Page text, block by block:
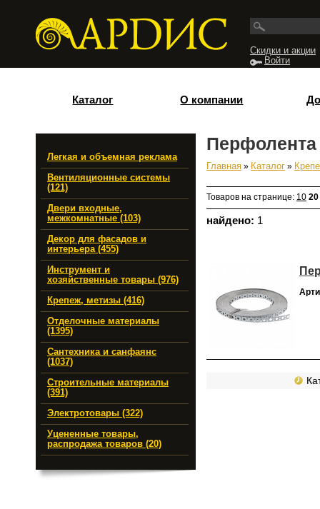
Скидки и акции
Войти
Каталог О компании
Легкая и объемная реклама
Вентиляционные системы
(121)
Двери входные,
межкомнатные (103)
Декор для фасадов и
интерьера (455)
Инструмент и
хозяйственные товары (976)
Крепеж, метизы (416)
Отделочные материалы
(1395)
Сантехника и санфаянс
(1037)
Строительные материалы
(391)
Электротовары (322)
Уцененные товары,
распродажа товаров (20)
Вы здесь
Главная » Каталог »
Товаров на странице: 10 20
найдено: 1